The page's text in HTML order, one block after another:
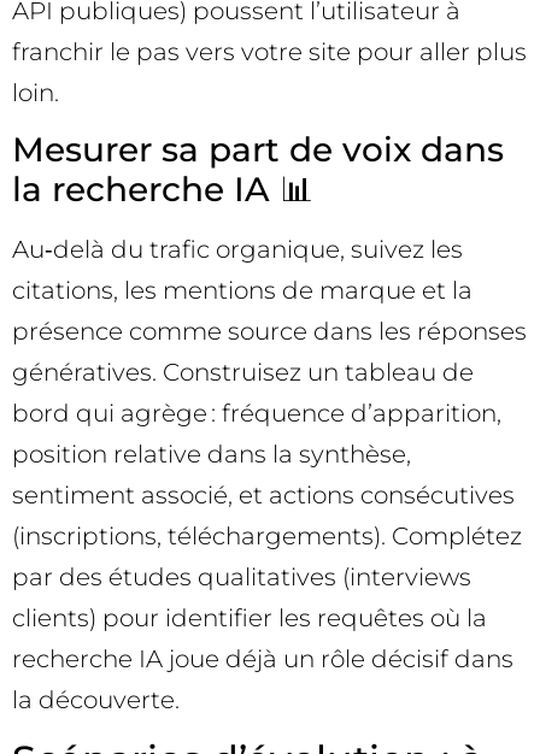
API publiques) poussent l’utilisateur à
franchir le pas vers votre site pour aller plus
loin.
Mesurer sa part de voix dans
la recherche IA 📊
Au‑delà du trafic organique, suivez les
citations, les mentions de marque et la
présence comme source dans les réponses
génératives. Construisez un tableau de
bord qui agrège : fréquence d’apparition,
position relative dans la synthèse,
sentiment associé, et actions consécutives
(inscriptions, téléchargements). Complétez
par des études qualitatives (interviews
clients) pour identifier les requêtes où la
recherche IA joue déjà un rôle décisif dans
la découverte.